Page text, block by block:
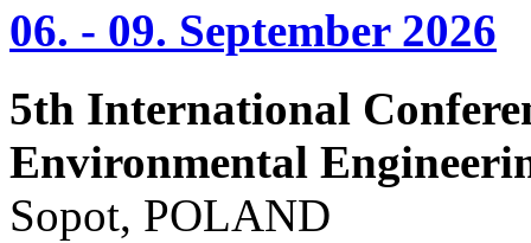
06. - 09. September 2026
5th International
Environmental
Sopot, POLAND